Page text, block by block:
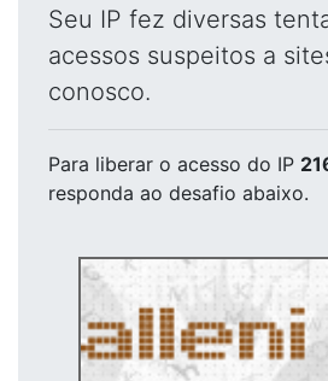
Seu IP fez diversas
acessos suspeitos a
conosco.
Para liberar o acesso do IP
responda ao desafio abaixo.